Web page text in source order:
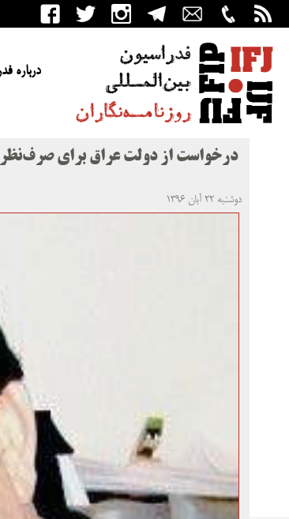
درباره
درخواست از دولت عراق برای صرف‌نظر
دوشنبه ۲۲ آبان ۱۳۹۶